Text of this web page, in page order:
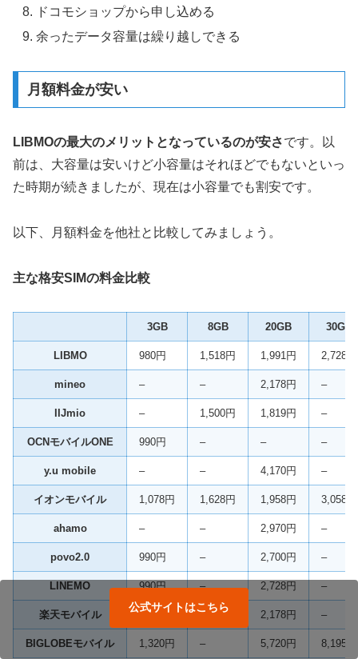
公式サイトはこちら
ドコモショップから申し込める
余ったデータ容量は繰り越しできる
月額料金が安い
LIBMOの最大のメリットとなっているのが安さです。以
前は、大容量は安いけど小容量はそれほどでもないといっ
た時期が続きましたが、現在は小容量でも割安です。
以下、月額料金を他社と比較してみましょう。
主な格安SIMの料金比較
3GB 8GB 20GB 30GB
LIBMO 980円 1,518円 1,991円 2,728円
mineo – – 2,178円 –
IIJmio – 1,500円 1,819円 –
OCNモバイルONE 990円 – – –
y.u mobile – – 4,170円 –
イオンモバイル 1,078円 1,628円 1,958円 3,058円
ahamo – – 2,970円 –
povo2.0 990円 – 2,700円 –
LINEMO 990円 – 2,728円 –
楽天モバイル 1,078円 – 2,178円 –
BIGLOBEモバイル 1,320円 – 5,720円 8,195円